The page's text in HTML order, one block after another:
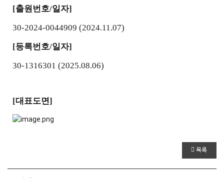
[출원번호/일자]
30-2024-0044909 (2024.11.07)
[등록번호/일자]
30-1316301 (2025.08.06)
[대표도면]
목록